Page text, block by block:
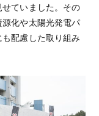
ていました。その
化や太陽光発電パ
配慮した取り組み